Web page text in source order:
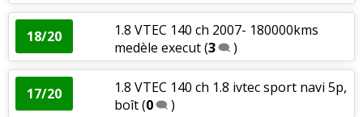
18/20
1.8 VTEC 140 ch 2007- 180000kms
medèle execut(3 )
17/20
1.8 VTEC 140 ch 1.8 ivtec sport navi 5p,
boît(0 )